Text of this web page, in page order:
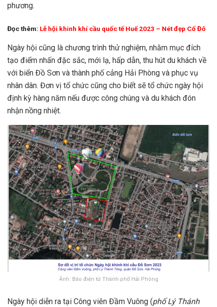
phương.
Đọc thêm: Lễ hội khinh khí cầu quốc tế Huế 2023 – Nét đẹp Cố Đô
Ngày hội cũng là chương trình thử nghiệm, nhằm mục đích
tạo điểm nhấn đặc sắc, mới lạ, hấp dẫn, thu hút du khách về
với biển Đồ Sơn và thành phố cảng Hải Phòng và phục vụ
nhân dân. Đơn vị tổ chức cũng cho biết sẽ tổ chức ngày hội
định kỳ hàng năm nếu được công chúng và du khách đón
nhận nồng nhiệt.
Ảnh: Báo điện tử Thành phố Hải Phòng
Ngày hội diễn ra tại Công viên Đầm Vuông (phố Lý Thánh